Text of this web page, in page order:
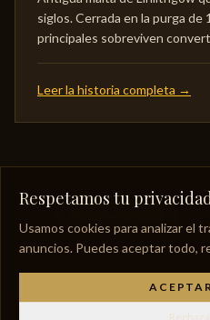
siglos. Cerrada en la purga de
principales sobreviven
Leer la historia completa →
Respetamos tu
Usamos cookies para analizar el
anuncios. Puedes aceptar todo,